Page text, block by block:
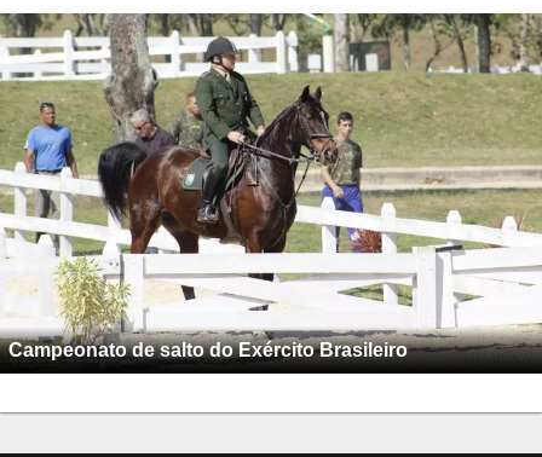
Campeonato de salto do Exército Brasileiro